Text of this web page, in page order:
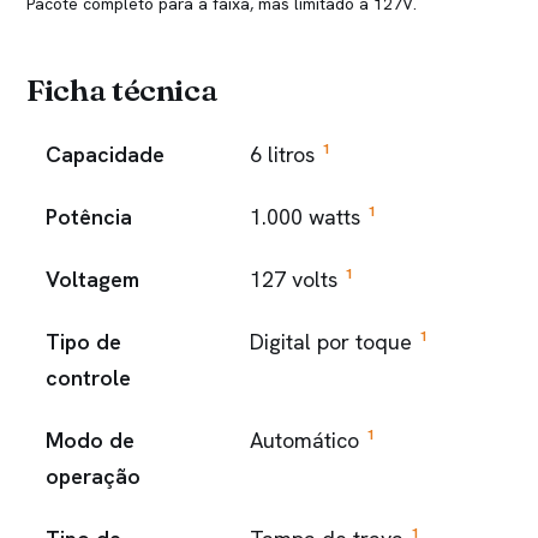
Ficha técnica
Capacidade 6 litros 1
Potência 1.000 watts 1
Voltagem 127 volts 1
Tipo de
controle
Digital por toque 1
Modo de
operação
Automático 1
1